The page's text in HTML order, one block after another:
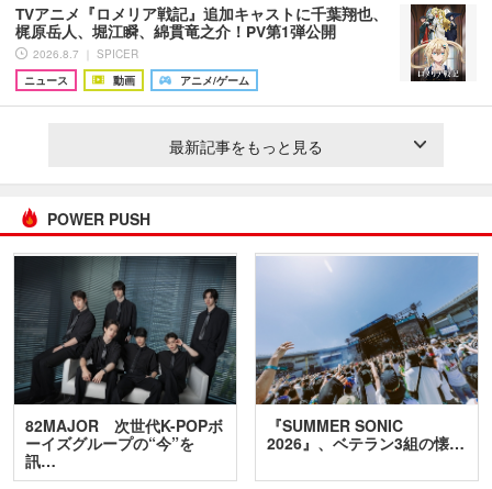
TVアニメ『ロメリア戦記』追加キャストに千葉翔也、
梶原岳人、堀江瞬、綿貫竜之介！PV第1弾公開
2026.8.7 ｜ SPICER
ニュース
動画 アニメ/ゲーム
最新記事をもっと見る
POWER PUSH
82MAJOR 次世代K-POPボ
ーイズグループの“今”を
訊…
『SUMMER SONIC
2026』、ベテラン3組の懐…